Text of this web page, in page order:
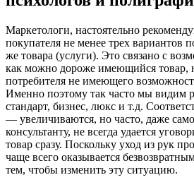
Маркетологи, настоятельно
покупателя не менее трех вариантов
же товара (услуги). Это связано с
как можно дороже имеющийся товар,
потребителя не имеющего
Именно поэтому так часто мы видим
стандарт, бизнес, люкс и т.д.
— увеличиваются, но часто, даже
консультанту, не всегда удается
товар сразу. Поскольку уход из рук
чаще всего оказывается
тем, чтобы изменить эту ситуацию.